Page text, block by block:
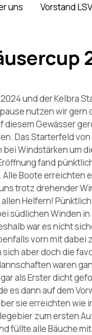
uns Vorstand
und der Kelbra
nutzen wir gern
diesem Gewässer
Das Starterfeld
Windstärken um
fand
Boote erreichten
trotz drehender
Helfern!
südlichen Winden
war es nicht
vorn mit dabei
aber doch die
waren
als Erster dicht
es dann auf dem
sie erreichten wie
zum ersten
füllte alle Bäuche